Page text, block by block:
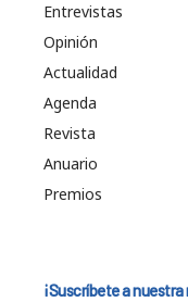
Entrevistas
Opinión
Actualidad
Agenda
Revista
Anuario
Premios
¡Suscríbete a